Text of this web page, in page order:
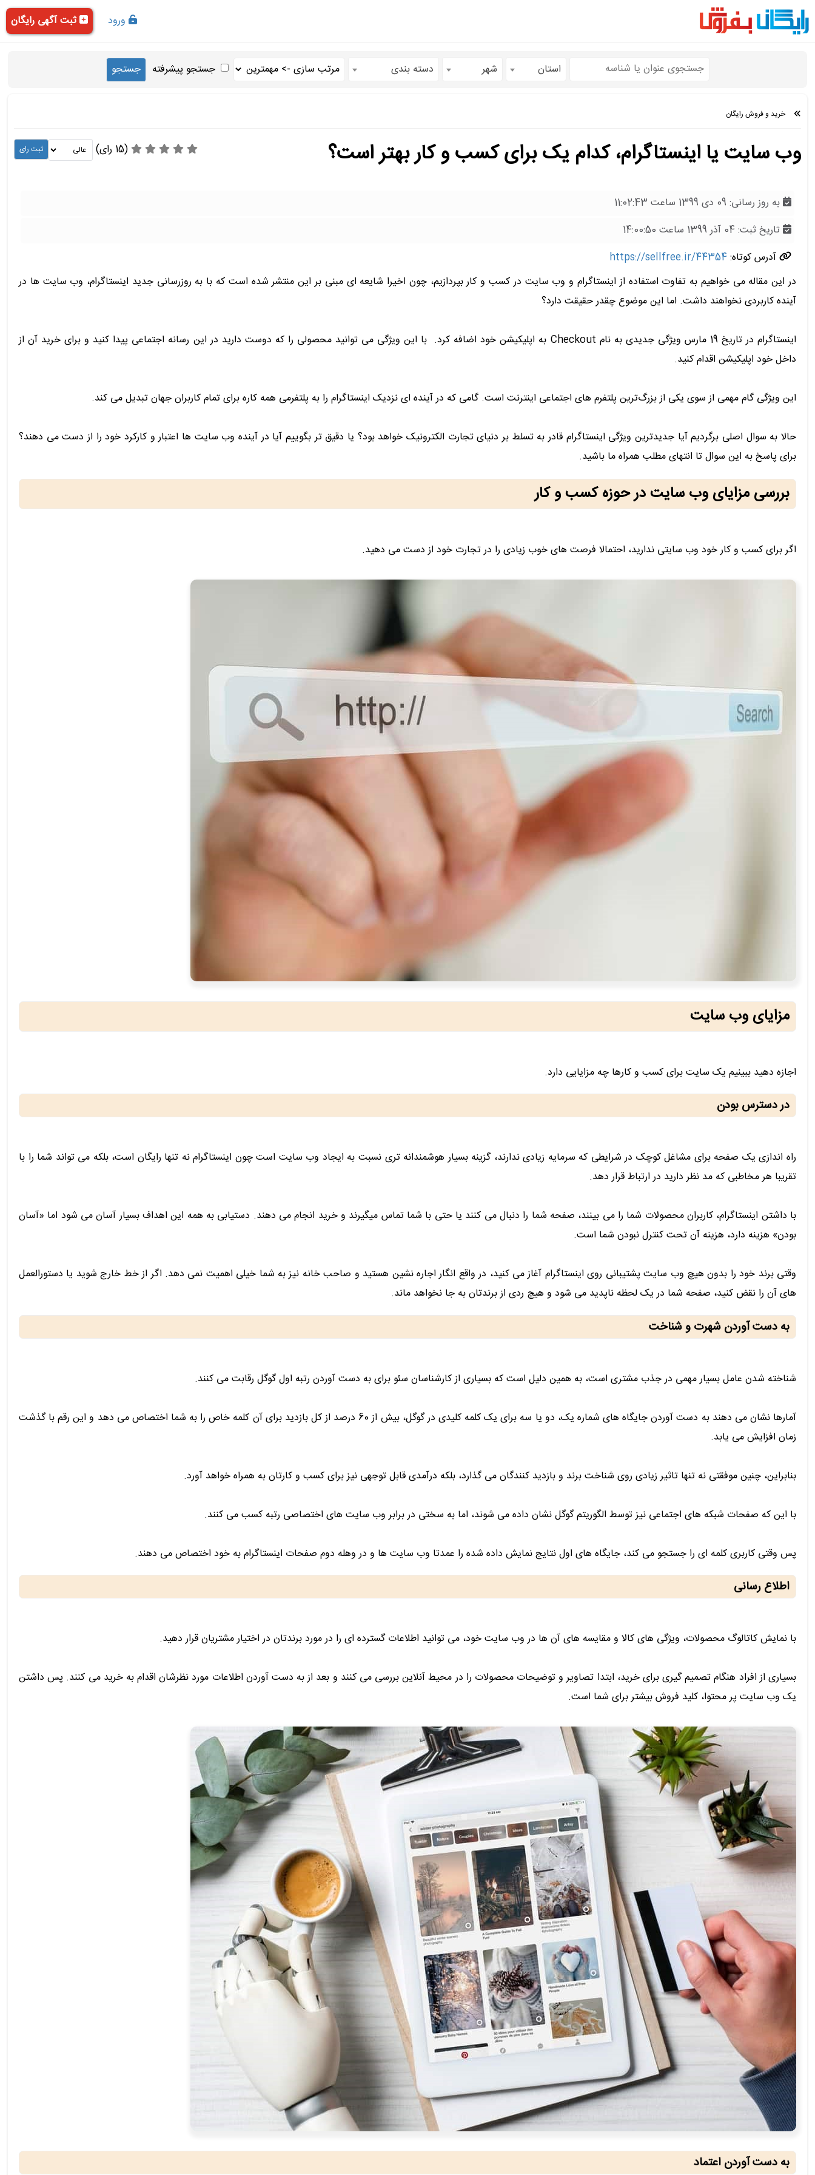
ورود ثبت آگهی رایگان
استان شهر دسته بندی جستجو پیشرفته
خرید و فروش رایگان
وب سایت یا اینستاگرام، کدام یک برای کسب و کار بهتر است؟ (15 رای)
به روز رسانی: 09 دی 1399 ساعت 11:02:43
تاریخ ثبت: 04 آذر 1399 ساعت 14:00:50
آدرس کوتاه: https://sellfree.ir/44354
در این مقاله می خواهیم به تفاوت استفاده از اینستاگرام و وب سایت در کسب و کار بپردازیم، چون اخیرا شایعه ای مبنی بر این منتشر شده است که با به ‌روزرسانی جدید اینستاگرام، وب سایت ها در
آینده کاربردی نخواهند داشت. اما این موضوع چقدر حقیقت دارد؟
اینستاگرام در تاریخ 19 مارس ویژگی جدیدی به نام Checkout به اپلیکیشن خود اضافه کرد. با این ویژگی می توانید محصولی را که دوست دارید در این رسانه اجتماعی پیدا کنید و برای خرید آن از
داخل خود اپلیکیشن اقدام کنید.
این ویژگی گام مهمی از سوی یکی از بزرگ‌ترین پلتفرم ‌های اجتماعی اینترنت است. گامی که در آینده ای نزدیک اینستاگرام را به پلتفرمی همه کاره برای تمام کاربران جهان تبدیل می کند.
حالا به سوال اصلی برگردیم آیا جدیدترین ویژگی اینستاگرام قادر به تسلط بر دنیای تجارت الکترونیک خواهد بود؟ یا دقیق تر بگوییم آیا در آینده وب سایت ها اعتبار و کارکرد خود را از دست می دهند؟
برای پاسخ به این سوال تا انتهای مطلب همراه ما باشید.
بررسی مزایای وب سایت در حوزه کسب و کار
اگر برای کسب و کار خود وب سایتی ندارید، احتمالا فرصت های خوب زیادی را در تجارت خود از دست می دهید.
مزایای وب سایت
اجازه دهید ببینیم یک سایت برای کسب و کارها چه مزایایی دارد.
در دسترس بودن
راه اندازی یک صفحه برای مشاغل کوچک در شرایطی که سرمایه زیادی ندارند، گزینه بسیار هوشمندانه تری نسبت به ایجاد وب سایت است چون اینستاگرام نه تنها رایگان است، بلکه می تواند شما را با
تقریبا هر مخاطبی که مد نظر دارید در ارتباط قرار دهد.
با داشتن اینستاگرام، کاربران محصولات شما را می بینند، صفحه شما را دنبال می کنند یا حتی با شما تماس میگیرند و خرید انجام می دهند. دستیابی به همه این اهداف بسیار آسان می شود اما «آسان
بودن» هزینه دارد، هزینه آن تحت کنترل نبودن شما است.
وقتی برند خود را بدون هیچ وب سایت پشتیبانی روی اینستاگرام آغاز می کنید، در واقع انگار اجاره نشین هستید و صاحب خانه نیز به شما خیلی اهمیت نمی دهد. اگر از خط خارج شوید یا دستورالعمل
های آن را نقض کنید، صفحه شما در یک لحظه ناپدید می شود و هیچ ردی از برندتان به جا نخواهد ماند.
به دست آوردن شهرت و شناخت
شناخته شدن عامل بسیار مهمی در جذب مشتری است، به همین دلیل است که بسیاری از کارشناسان سئو برای به دست آوردن رتبه اول گوگل رقابت می کنند.
آمارها نشان می دهند به دست آوردن جایگاه های شماره یک، دو یا سه برای یک کلمه کلیدی در گوگل، بیش از 60 درصد از کل بازدید برای آن کلمه خاص را به شما اختصاص می دهد و این رقم با گذشت
زمان افزایش می یابد.
بنابراین، چنین موفقتی نه تنها تاثیر زیادی روی شناخت برند و بازدید کنندگان می‌ گذارد، بلکه درآمدی قابل توجهی نیز برای کسب و کارتان به همراه خواهد آورد.
با این که صفحات شبکه های اجتماعی نیز توسط الگوریتم گوگل نشان داده می شوند، اما به سختی در برابر وب سایت های اختصاصی رتبه کسب می کنند.
پس وقتی کاربری کلمه ای را جستجو می کند، جایگاه های اول نتایج نمایش داده شده را عمدتا وب سایت ها و در وهله دوم صفحات اینستاگرام به خود اختصاص می دهند.
اطلاع رسانی
با نمایش کاتالوگ محصولات، ویژگی های کالا و مقایسه های آن ها در وب سایت خود، می توانید اطلاعات گسترده ای را در مورد برندتان در اختیار مشتریان قرار دهید.
بسیاری از افراد هنگام تصمیم گیری برای خرید، ابتدا تصاویر و توضیحات محصولات را در محیط آنلاین بررسی می کنند و بعد از به دست آوردن اطلاعات مورد نظرشان اقدام به خرید می کنند. پس داشتن
یک وب سایت پر محتوا، کلید فروش بیشتر برای شما است.
به دست آوردن اعتماد